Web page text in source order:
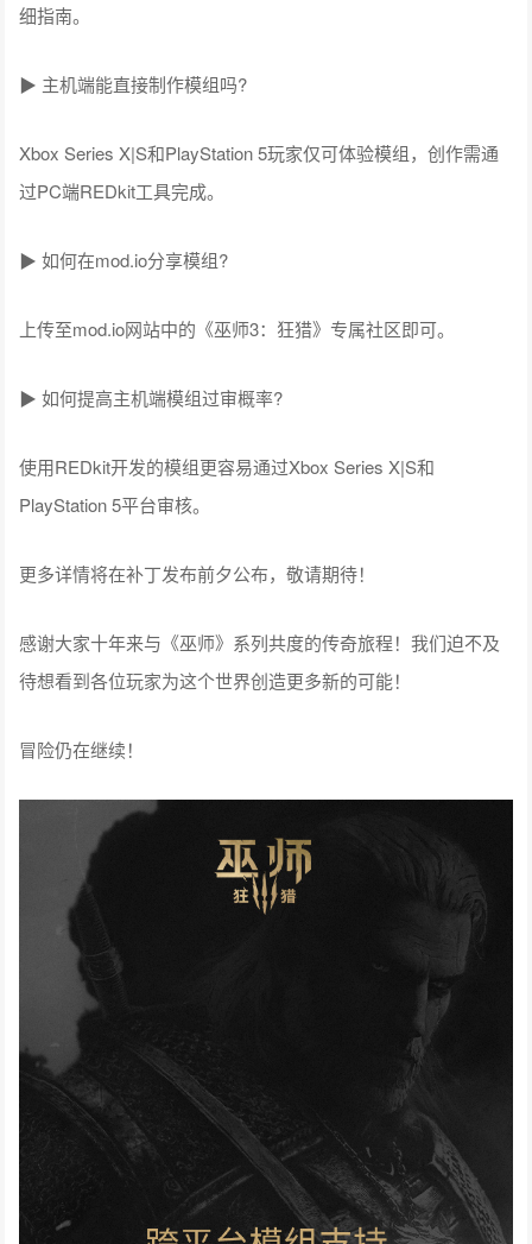
细指南。
▶ 主机端能直接制作模组吗?
Xbox Series X|S和PlayStation 5玩家仅可体验模组，创作需通
过PC端REDkit工具完成。
▶ 如何在mod.io分享模组?
上传至mod.io网站中的《巫师3：狂猎》专属社区即可。
▶ 如何提高主机端模组过审概率?
使用REDkit开发的模组更容易通过Xbox Series X|S和
PlayStation 5平台审核。
更多详情将在补丁发布前夕公布，敬请期待！
感谢大家十年来与《巫师》系列共度的传奇旅程！我们迫不及
待想看到各位玩家为这个世界创造更多新的可能！
冒险仍在继续！